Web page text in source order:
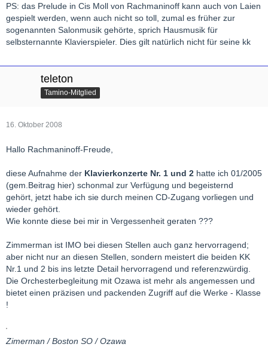
PS: das Prelude in Cis Moll von Rachmaninoff kann auch von Laien
gespielt werden, wenn auch nicht so toll, zumal es früher zur
sogenannten Salonmusik gehörte, sprich Hausmusik für
selbsternannte Klavierspieler. Dies gilt natürlich nicht für seine kk
teleton
Tamino-Mitglied
16. Oktober 2008
Hallo Rachmaninoff-Freude,
diese Aufnahme der Klavierkonzerte Nr. 1 und 2 hatte ich 01/2005
(gem.Beitrag hier) schonmal zur Verfügung und begeisternd
gehört, jetzt habe ich sie durch meinen CD-Zugang vorliegen und
wieder gehört.
Wie konnte diese bei mir in Vergessenheit geraten ???
Zimmerman ist IMO bei diesen Stellen auch ganz hervorragend;
aber nicht nur an diesen Stellen, sondern meistert die beiden KK
Nr.1 und 2 bis ins letzte Detail hervorragend und referenzwürdig.
Die Orchesterbegleitung mit Ozawa ist mehr als angemessen und
bietet einen präzisen und packenden Zugriff auf die Werke - Klasse
!
Zimerman / Boston SO / Ozawa